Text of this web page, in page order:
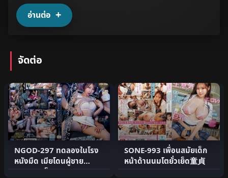
อ่านต่อ
จัดต่อ
NGOD-297 ทดลองในโรง
หนังมืด เมียโดนผู้ชาย
ลวนลามเย็ด
SONE-993 เพื่อนสมัยเด็ก
หน้าด้านนมโตยั่วเย็ด童貞